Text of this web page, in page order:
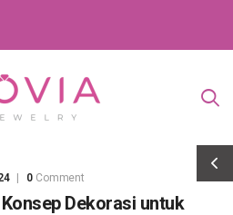
0 Comment
Dekorasi untuk